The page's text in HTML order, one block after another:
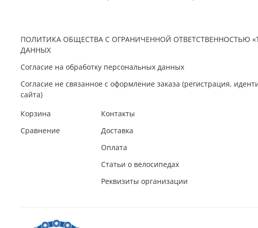
ПОЛИТИКА ОБЩЕСТВА С ОГРАНИЧЕННОЙ ОТВЕТСТВЕННОСТЬЮ
ДАННЫХ
Согласие на обработку персональных данных
Согласие не связанное с оформление заказа (регистрация,
сайта)
Корзина
Сравнение
Контакты
Доставка
Оплата
Статьи о велосипедах
Реквизиты организации